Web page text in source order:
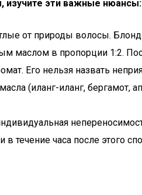
изучите эти важные нюансы:
от природы волосы.
в пропорции 1:2.
Его нельзя назвать
(иланг-иланг, бергамот,
течение часа после этого